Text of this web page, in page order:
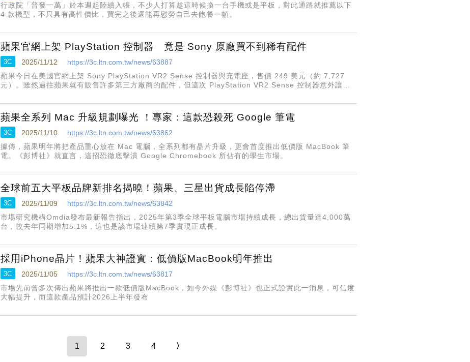
行政院「普發一萬」於本週起陸續入帳，不少人打算趁這時候換一台手機或是平板，對此通路就推薦以下
4 款機型，不只具有高性價比，買完之後還能再慰勞自己去飽餐一頓。
蘋果官網上架 PlayStation 控制器 竟是 Sony 原廠買不到稀有配件
3C 2025/11/12
https://3c.ltn.com.tw/news/63887
蘋果今日在美國官網上架 Sony PlayStation VR2 Sense 控制器與充電座，售價 249 美元（約 7,727
元）。雖然過往蘋果就有販售許多第三方廠商的配件，但這次 PlayStation VR2 Sense 控制器意外讓蘋
蘋果全系列 Mac 升級規劃曝光 ！專家：這款恐殺死 Google 筆電
3C 2025/11/10
https://3c.ltn.com.tw/news/63862
據傳，蘋果明年將把產品重心放在 Mac 電腦，全系列都有晶片升級，更會首度推出低價版 MacBook 筆
電。《彭博社》就直言，這招恐徹底擊潰 Google Chromebook 所佔有的學生市場。
全球前五大平板品牌新排名揭曉！蘋果、三星出貨成長陷停滯
3C 2025/11/09
https://3c.ltn.com.tw/news/63842
市場研究機構Omdia發布最新報告指出，2025年第3季全球平板電腦市場持續成長，總出貨量達4,000萬
台，較去年同期增加5.1%，這也是該市場連續第7季實現正成長。
採用iPhone晶片！蘋果大神證實：低價版MacBook明年推出
3C 2025/11/05
https://3c.ltn.com.tw/news/63817
市場先前曾多次傳出蘋果將推出一款低價版MacBook，如今外媒《彭博社》也正式證實此一消息，可信度
大幅提升，而這款產品預計2026上半年發布
1 2 3 4 〉